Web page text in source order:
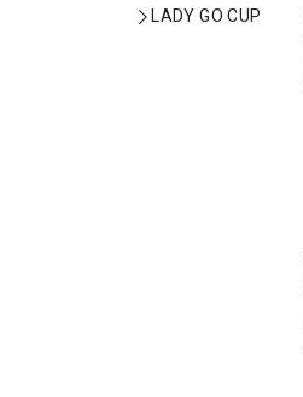
LADY GO CUP